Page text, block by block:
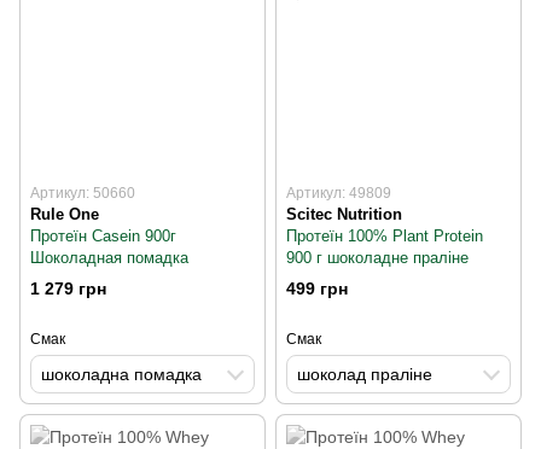
Артикул: 50660
Rule One
Протеїн Casein 900г
Шоколадная помадка
1 279 грн
Смак
шоколадна помадка
Артикул: 49809
Scitec Nutrition
Протеїн 100% Plant Protein
900 г шоколадне праліне
499 грн
Смак
шоколад праліне